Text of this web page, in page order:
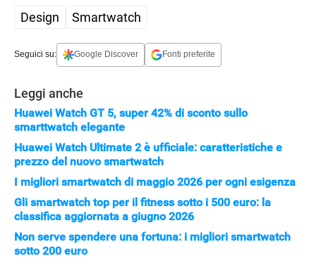
APPLE
Design Smartwatch
Seguici su: Google Discover Fonti preferite
Leggi anche
Huawei Watch GT 5, super 42% di sconto sullo
smarttwatch elegante
Huawei Watch Ultimate 2 è ufficiale: caratteristiche e
prezzo del nuovo smartwatch
I migliori smartwatch di maggio 2026 per ogni esigenza
Gli smartwatch top per il fitness sotto i 500 euro: la
classifica aggiornata a giugno 2026
Non serve spendere una fortuna: i migliori smartwatch
sotto 200 euro